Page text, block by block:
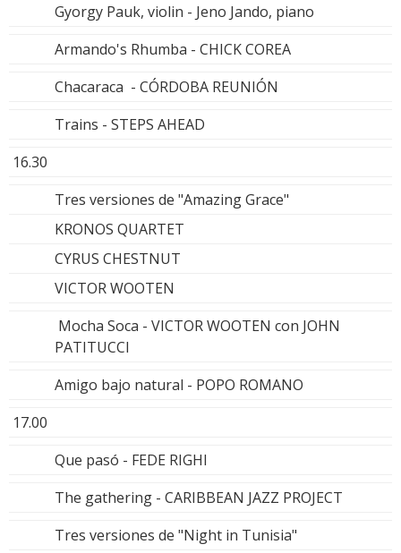
Gyorgy Pauk, violin - Jeno Jando, piano
Armando's Rhumba - CHICK COREA
Chacaraca - CÓRDOBA REUNIÓN
Trains - STEPS AHEAD
16.30
Tres versiones de "Amazing Grace"
KRONOS QUARTET
CYRUS CHESTNUT
VICTOR WOOTEN
Mocha Soca - VICTOR WOOTEN con JOHN
PATITUCCI
Amigo bajo natural - POPO ROMANO
17.00
Que pasó - FEDE RIGHI
The gathering - CARIBBEAN JAZZ PROJECT
Tres versiones de "Night in Tunisia"